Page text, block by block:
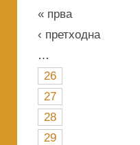
« прва
‹ претходна
…
26
27
28
29